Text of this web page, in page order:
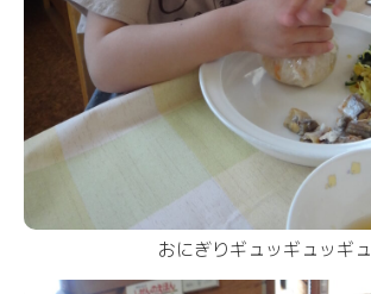
おにぎりギュッギュッギュ